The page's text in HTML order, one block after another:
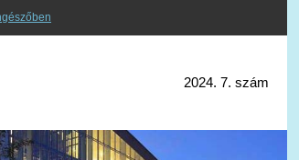
2024. 7. szám